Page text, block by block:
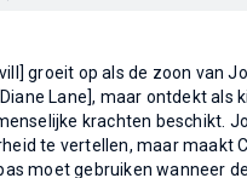
groeit op als de zoon van
Lane], maar ontdekt als
krachten beschikt.
te vertellen, maar maakt
moet gebruiken wanneer